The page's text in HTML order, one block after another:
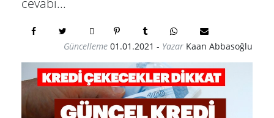
cevabı...
Güncelleme 01.01.2021 - Yazar Kaan Abbasoğlu